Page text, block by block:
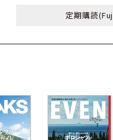
定期購読